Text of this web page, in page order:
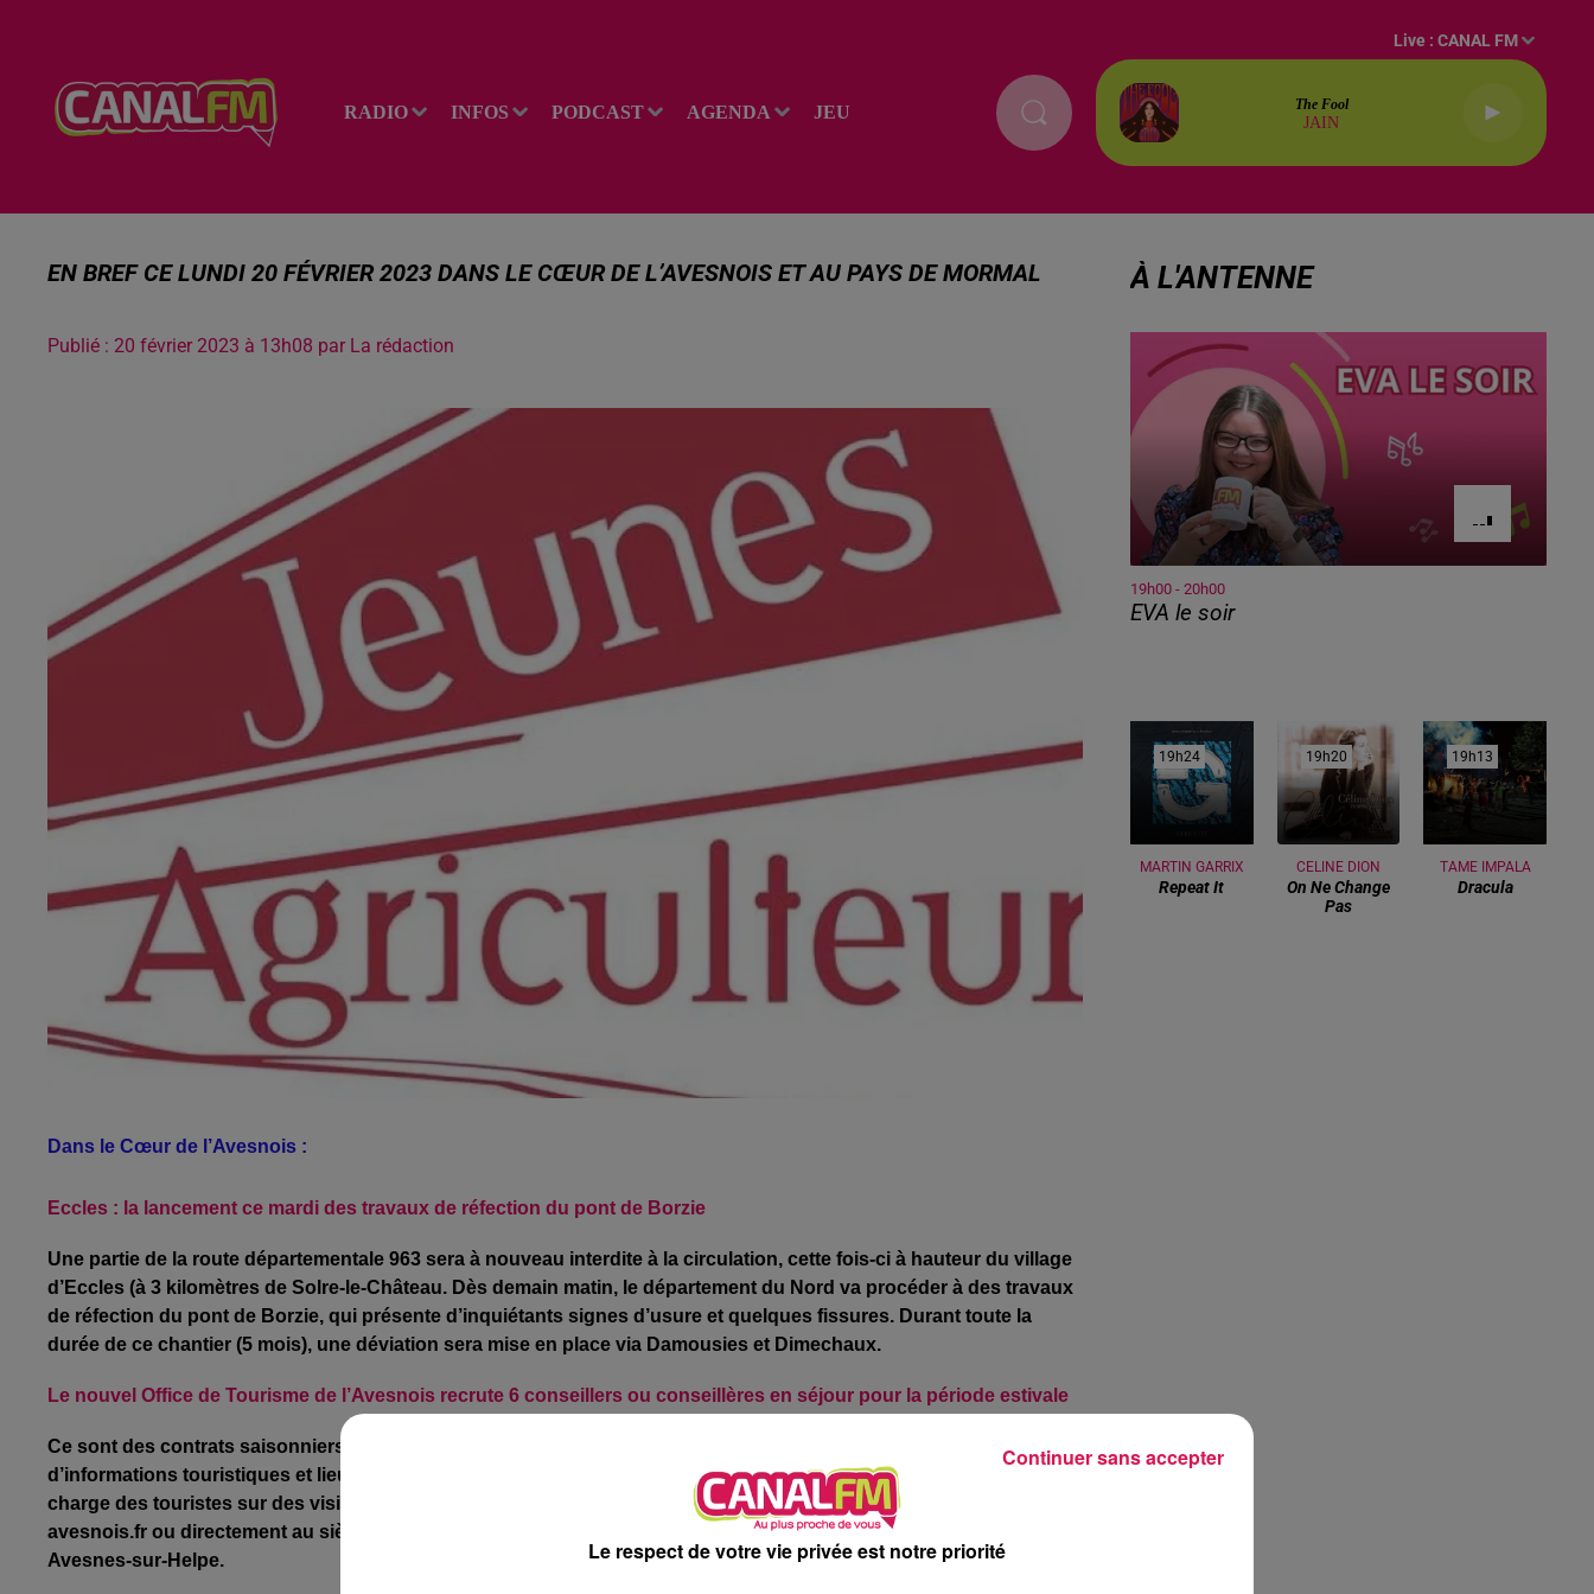
RADIO INFOS PODCAST AGENDA JEU
Live :CANAL FM
The Fool
JAIN
EN BREF CE LUNDI 20 FÉVRIER 2023 DANS LE CŒUR DE L’AVESNOIS ET AU PAYS DE MORMAL
Publié : 20 février 2023 à 13h08 par La rédaction
Dans le Cœur de l’Avesnois :
Eccles : la lancement ce mardi des travaux de réfection du pont de Borzie
Une partie de la route départementale 963 sera à nouveau interdite à la circulation, cette fois-ci à hauteur du village
d’Eccles (à 3 kilomètres de Solre-le-Château. Dès demain matin, le département du Nord va procéder à des travaux
de réfection du pont de Borzie, qui présente d’inquiétants signes d’usure et quelques fissures. Durant toute la
durée de ce chantier (5 mois), une déviation sera mise en place via Damousies et Dimechaux.
Le nouvel Office de Tourisme de l’Avesnois recrute 6 conseillers ou conseillères en séjour pour la période estivale
Ce sont des contrats saisonniers de 2 mois, destinés à assurer l’accueil
d’informations touristiques et lieux d’accueil décentralisés, mais aussi pour renforcer éventuellement la prise en
charge des touristes sur des visites guidées. Les candidatures sont à adresser par mail, ecuisset@coeur-
avesnois.fr ou directement au siège du nouvel Office de Tourisme de l’Avesnois, au n° 43 de la rue Cambrésienne à
Avesnes-sur-Helpe.
À L'ANTENNE
13h00 - 16h00
Les hits de Canal FM
16h00 - 19h00
Arnaud et Gustine
19h00 - 20h00
EVA le soir
19h24
19h24
MARTIN GARRIX
Repeat It
19h20
19h20
CELINE DION
On Ne Change
Pas
19h13
19h13
TAME IMPALA
Dracula
Le respect de votre vie privée est notre priorité
Continuer sans accepter